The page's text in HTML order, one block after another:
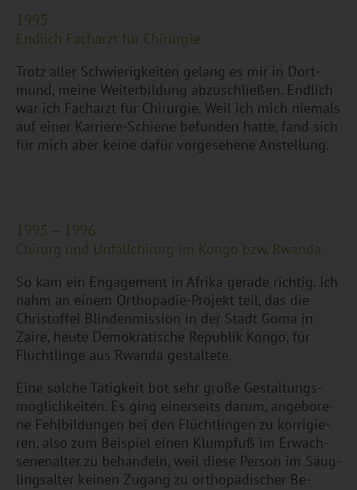
1995
End­lich Fach­arzt für Chir­ur­gie
Trotz aller Schwie­rig­kei­ten ge­lang es mir in Dort­
mund, meine Wei­ter­bil­dung ab­zu­schlie­ßen. End­lich
war ich Fach­arzt für Chir­ur­gie. Weil ich mich nie­mals
auf einer Kar­rie­re-Schie­ne be­fun­den hatte, fand sich
für mich aber keine dafür vor­ge­se­he­ne An­stel­lung.
1995 – 1996
Chir­urg und Un­fall­chir­urg im Kongo bzw. Rwan­da
So kam ein En­ga­ge­ment in Afri­ka ge­ra­de rich­tig. Ich
nahm an einem Or­tho­pä­die-Pro­jekt teil, das die
Chris­tof­fel Blin­den­mis­si­on in der Stadt Goma in
Zaire, heute De­mo­kra­ti­sche Re­pu­blik Kongo, für
Flücht­lin­ge aus Rwan­da ge­stal­te­te.
Eine sol­che Tä­tig­keit bot sehr große Ge­stal­tungs­
mög­lich­kei­ten. Es ging ei­ner­seits darum, an­ge­bo­re­
ne Fehl­bil­dun­gen bei den Flücht­lin­gen zu kor­ri­gie­
ren, also zum Bei­spiel einen Klump­fuß im Er­wach­
se­nen­al­ter zu be­han­deln, weil diese Per­son im Säug­
lings­al­ter kei­nen Zu­gang zu or­tho­pä­di­scher Be­